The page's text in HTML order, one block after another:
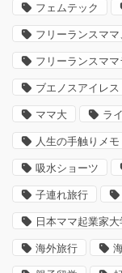
フェムテック
フリーランスマ
フリーランスママ
ブエノスアイレス
ママ大 ラ
人生の手触りメモ
吸水ショーツ
子連れ旅行
日本ママ起業家大
海外旅行